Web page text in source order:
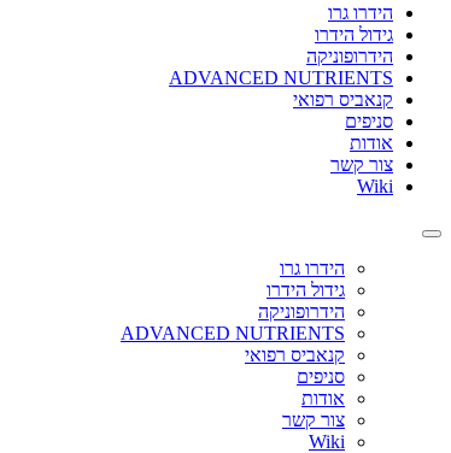
הידרו גרו
גידול הידרו
הידרופוניקה
ADVANCED NUTRIENTS
קנאביס רפואי
סניפים
אודות
צור קשר
Wiki
Toggle
הידרו גרו
גידול הידרו
הידרופוניקה
ADVANCED NUTRIENTS
קנאביס רפואי
סניפים
אודות
צור קשר
Wiki